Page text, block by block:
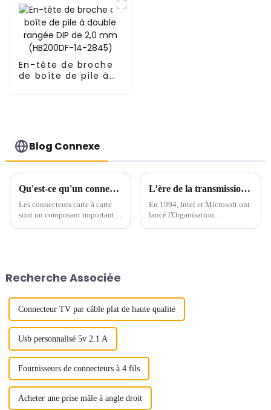
En-tête de broche
de boîte de pile à
Blog Connexe
Qu'est-ce qu'un connecteur carte à carte ?
Les connecteurs carte à carte
sont un composant important
connecteurs carte à carte sont
L’ère de la transmission à grande vitesse arrive – USB 4.0
En 1994, Intel et Microsoft ont
lancé l'Organisation
Recherche Associée
Connecteur TV par câble plat de haute qualité
Usb personnalisé 5v 2.1 A
Fournisseurs de connecteurs à 4 fils
Acheter une prise mâle à angle droit